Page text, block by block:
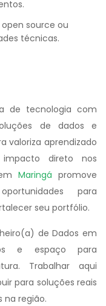
source ou
técnicas.
de tecnologia com
de dados e
valoriza aprendizado
direto nos
Maringá promove
para
seu portfólio.
de Dados em
e espaço para
Trabalhar aqui
para soluções reais
na região.